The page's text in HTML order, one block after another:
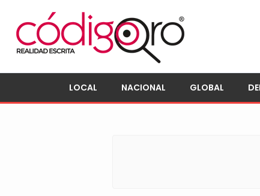
LOCAL NACIONAL GLOBAL